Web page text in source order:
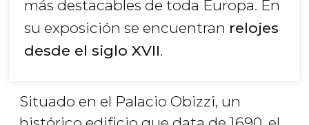
más destacables de toda Europa. En
su exposición se encuentran relojes
desde el siglo XVII.
Situado en el Palacio Obizzi, un